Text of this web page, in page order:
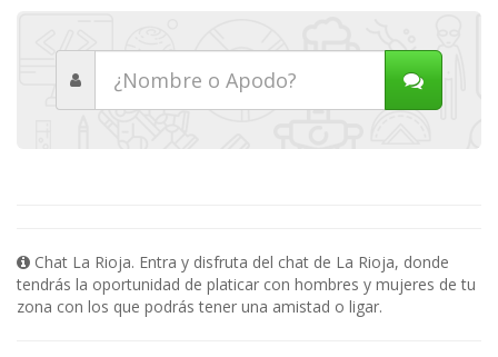
Chat La Rioja. Entra y disfruta del chat de La Rioja, donde
tendrás la oportunidad de platicar con hombres y mujeres de tu
zona con los que podrás tener una amistad o ligar.